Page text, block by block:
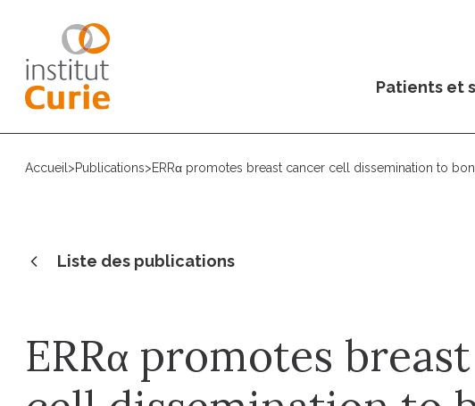
Patients et
Accueil >Publications>ERRα promotes breast cancer cell dissemination to
Liste des publications
ERRα promotes